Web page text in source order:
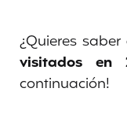
¿Quieres saber
visitados en
continuación!